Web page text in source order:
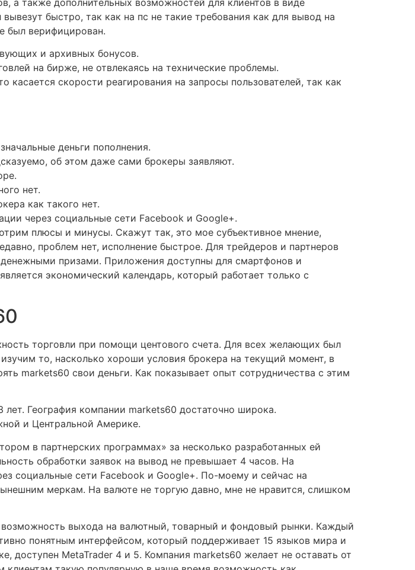
быстро, так как на пс не такие требования как для вывод на
был верифицирован.
и архивных бонусов.
на бирже, не отвлекаясь на технические проблемы.
скорости реагирования на запросы пользователей, так как
деньги пополнения.
об этом даже сами брокеры заявляют.
нет.
как такого нет.
через социальные сети Facebook и Google+.
плюсы и минусы. Скажут так, это мое субъективное мнение,
проблем нет, исполнение быстрое. Для трейдеров и партнеров
призами. Приложения доступны для смартфонов и
экономический календарь, который работает только с
торговли при помощи центового счета. Для всех желающих был
то, насколько хороши условия брокера на текущий момент, в
markets60 свои деньги. Как показывает опыт сотрудничества с этим
География компании markets60 достаточно широка.
и Центральной Америке.
в партнерских программах» за несколько разработанных ей
обработки заявок на вывод не превышает 4 часов. На
социальные сети Facebook и Google+. По-моему и сейчас на
меркам. На валюте не торгую давно, мне не нравится, слишком
выхода на валютный, товарный и фондовый рынки. Каждый
понятным интерфейсом, который поддерживает 15 языков мира и
доступен MetaTrader 4 и 5. Компания markets60 желает не оставать от